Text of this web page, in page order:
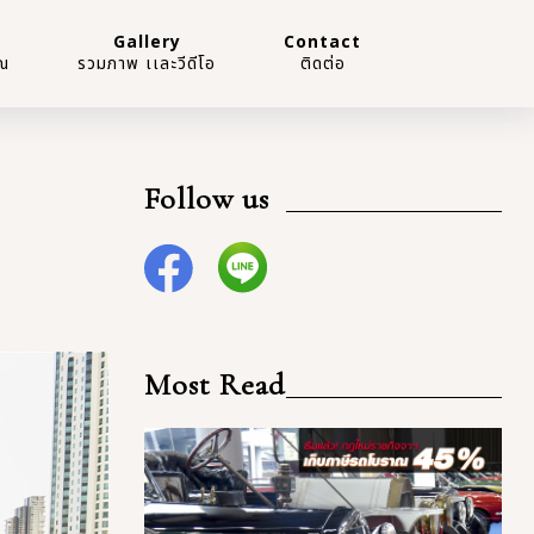
Gallery
รวมภาพ เเละวีดีโอ
Contact
ติดต่อ
Follow us
Most Read